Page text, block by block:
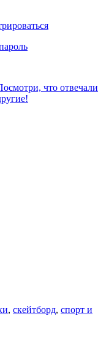
что отвeчали
, скейтборд, спорт и